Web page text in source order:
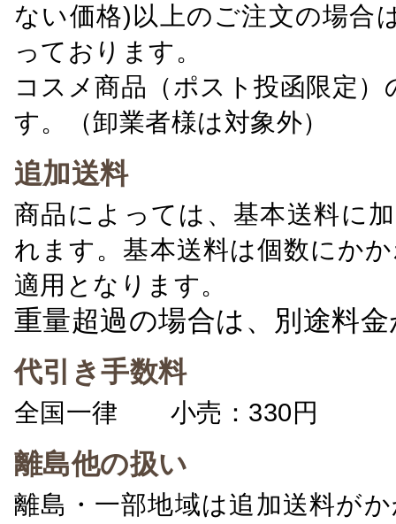
ない価格)以上のご注文の場合
っております。
コスメ商品（ポスト投函限定
す。（卸業者様は対象外）
追加送料
商品によっては、基本送料に
れます。基本送料は個数にか
適用となります。
重量超過の場合は、別途料
代引き手数料
全国一律 小売：330円 卸
離島他の扱い
離島・一部地域は追加送料が